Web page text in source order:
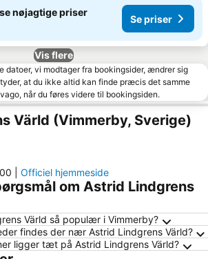
nøjagtige priser
Se priser
Vis flere
datoer, vi modtager fra bookingsider, ændrer sig
at du ikke altid kan finde præcis det samme
når du føres videre til bookingsiden.
Värld (Vimmerby, Sverige)
Officiel hjemmeside
om Astrid Lindgrens
Värld så populær i Vimmerby?
findes der nær Astrid Lindgrens Värld?
ligger tæt på Astrid Lindgrens Värld?